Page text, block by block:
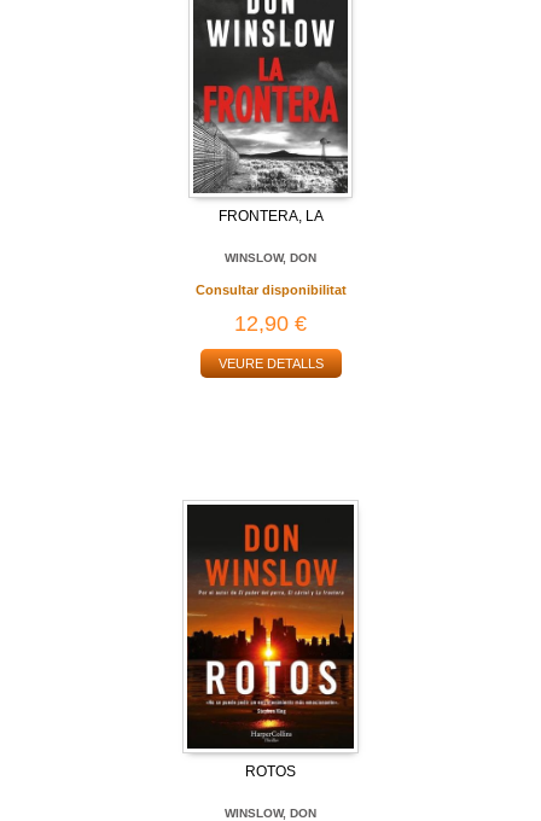
FRONTERA, LA
WINSLOW, DON
Consultar disponibilitat
12,90 €
VEURE DETALLS
ROTOS
WINSLOW, DON